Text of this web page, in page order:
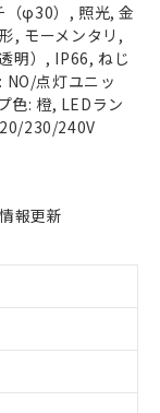
（φ30）, 照光, 金
, モーメンタリ,
明）, IP66, ねじ
NO/点灯ユニッ
色: 橙, LEDラン
230/240V
報更新